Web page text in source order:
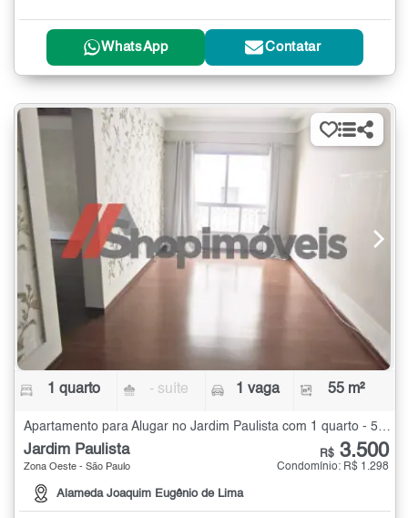
WhatsApp Contatar
1 quarto - suíte 1 vaga 55 m²
Jardim Paulista
Zona Oeste - São Paulo
Alameda Joaquim Eugênio de Lima
R$ 3.500
Condomínio: R$ 1.298